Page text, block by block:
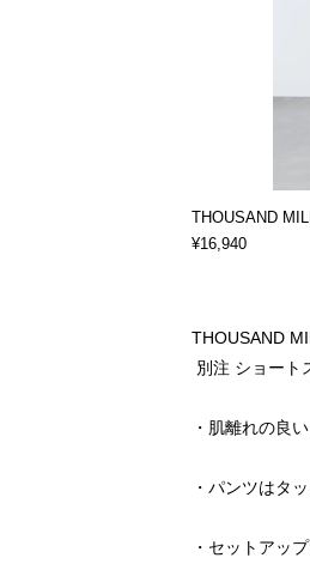
THOUSAND
¥16,940
THOUSAND
別注 ショート
・肌離れの良
・パンツはタ
・セットアッ